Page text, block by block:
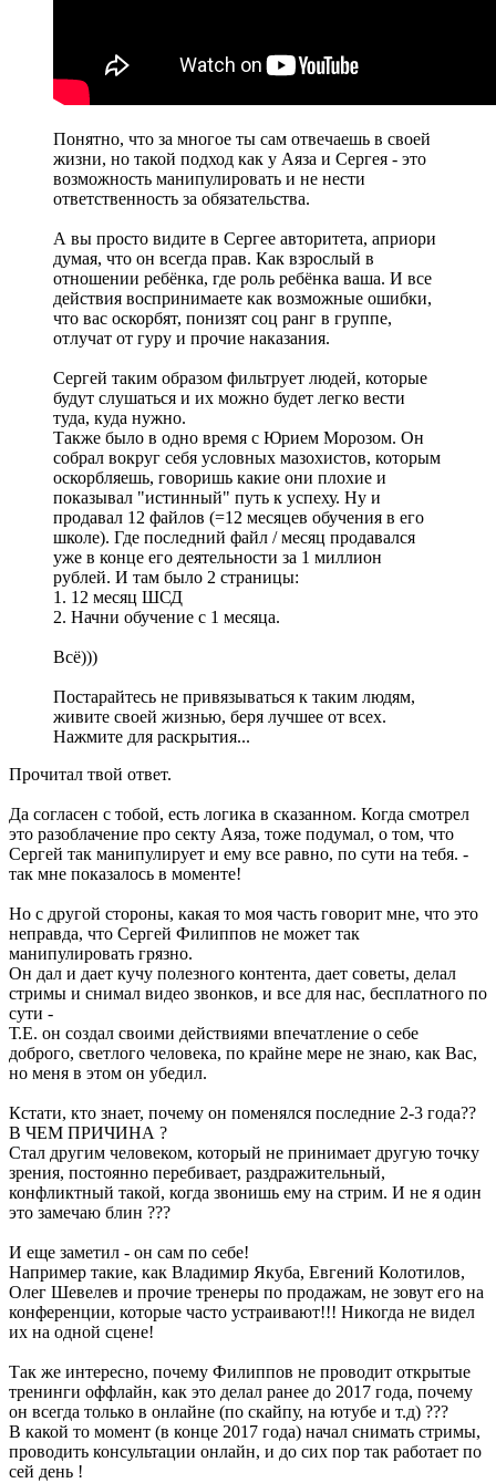
Понятно, что за многое ты сам отвечаешь в своей
жизни, но такой подход как у Аяза и Сергея - это
возможность манипулировать и не нести
ответственность за обязательства.
А вы просто видите в Сергее авторитета, априори
думая, что он всегда прав. Как взрослый в
отношении ребёнка, где роль ребёнка ваша. И все
действия воспринимаете как возможные ошибки,
что вас оскорбят, понизят соц ранг в группе,
отлучат от гуру и прочие наказания.
Сергей таким образом фильтрует людей, которые
будут слушаться и их можно будет легко вести
туда, куда нужно.
Также было в одно время с Юрием Морозом. Он
собрал вокруг себя условных мазохистов, которым
оскорбляешь, говоришь какие они плохие и
показывал "истинный" путь к успеху. Ну и
продавал 12 файлов (=12 месяцев обучения в его
школе). Где последний файл / месяц продавался
уже в конце его деятельности за 1 миллион
рублей. И там было 2 страницы:
1. 12 месяц ШСД
2. Начни обучение с 1 месяца.
Всё)))
Постарайтесь не привязываться к таким людям,
живите своей жизнью, беря лучшее от всех.
Нажмите для раскрытия...
Прочитал твой ответ.
Да согласен с тобой, есть логика в сказанном. Когда смотрел
это разоблачение про секту Аяза, тоже подумал, о том, что
Сергей так манипулирует и ему все равно, по сути на тебя. -
так мне показалось в моменте!
Но с другой стороны, какая то моя часть говорит мне, что это
неправда, что Сергей Филиппов не может так
манипулировать грязно.
Он дал и дает кучу полезного контента, дает советы, делал
стримы и снимал видео звонков, и все для нас, бесплатного по
сути -
Т.Е. он создал своими действиями впечатление о себе
доброго, светлого человека, по крайне мере не знаю, как Вас,
но меня в этом он убедил.
Кстати, кто знает, почему он поменялся последние 2-3 года??
В ЧЕМ ПРИЧИНА ?
Стал другим человеком, который не принимает другую точку
зрения, постоянно перебивает, раздражительный,
конфликтный такой, когда звонишь ему на стрим. И не я один
это замечаю блин ???
И еще заметил - он сам по себе!
Например такие, как Владимир Якуба, Евгений Колотилов,
Олег Шевелев и прочие тренеры по продажам, не зовут его на
конференции, которые часто устраивают!!! Никогда не видел
их на одной сцене!
Так же интересно, почему Филиппов не проводит открытые
тренинги оффлайн, как это делал ранее до 2017 года, почему
он всегда только в онлайне (по скайпу, на ютубе и т.д) ???
В какой то момент (в конце 2017 года) начал снимать стримы,
проводить консультации онлайн, и до сих пор так работает по
сей день !